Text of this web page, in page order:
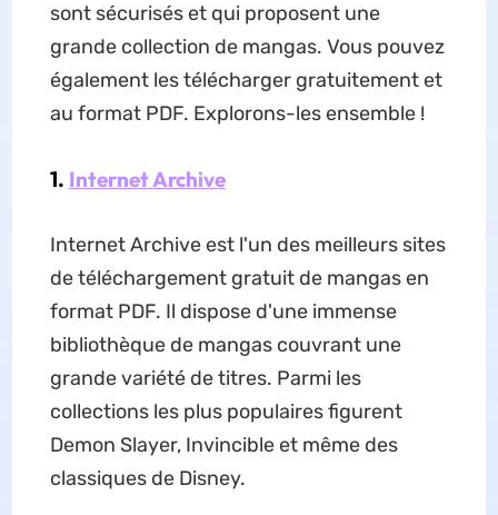
sont sécurisés et qui proposent une
grande collection de mangas. Vous pouvez
également les télécharger gratuitement et
au format PDF. Explorons-les ensemble !
1. Internet Archive
Internet Archive est l'un des meilleurs sites
de téléchargement gratuit de mangas en
format PDF. Il dispose d'une immense
bibliothèque de mangas couvrant une
grande variété de titres. Parmi les
collections les plus populaires figurent
Demon Slayer, Invincible et même des
classiques de Disney.